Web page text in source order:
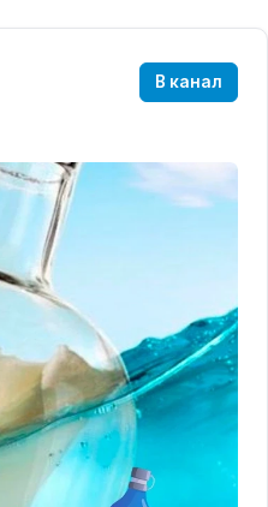
В канал